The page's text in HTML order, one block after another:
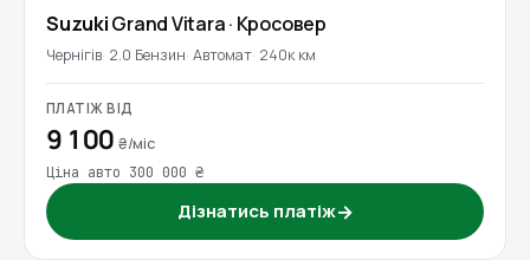
SuzukiGrand Vitara· Кросовер
Чернігів 2.0 Бензин Автомат 240к км
ПЛАТІЖ ВІД
9 100₴/міс
Ціна авто 300 000 ₴
Дізнатись платіж→